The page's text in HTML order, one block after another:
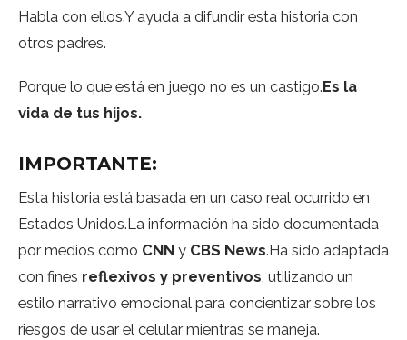
Habla con ellos.Y ayuda a difundir esta historia con
otros padres.
Porque lo que está en juego no es un castigo.Es la
vida de tus hijos.
IMPORTANTE:
Esta historia está basada en un caso real ocurrido en
Estados Unidos.La información ha sido documentada
por medios como CNN y CBS News.Ha sido adaptada
con fines reflexivos y preventivos, utilizando un
estilo narrativo emocional para concientizar sobre los
riesgos de usar el celular mientras se maneja.